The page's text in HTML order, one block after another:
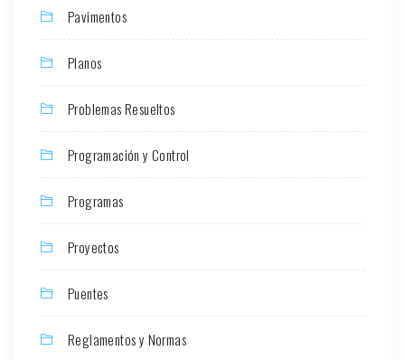
Pavimentos
Planos
Problemas Resueltos
Programación y Control
Programas
Proyectos
Puentes
Reglamentos y Normas